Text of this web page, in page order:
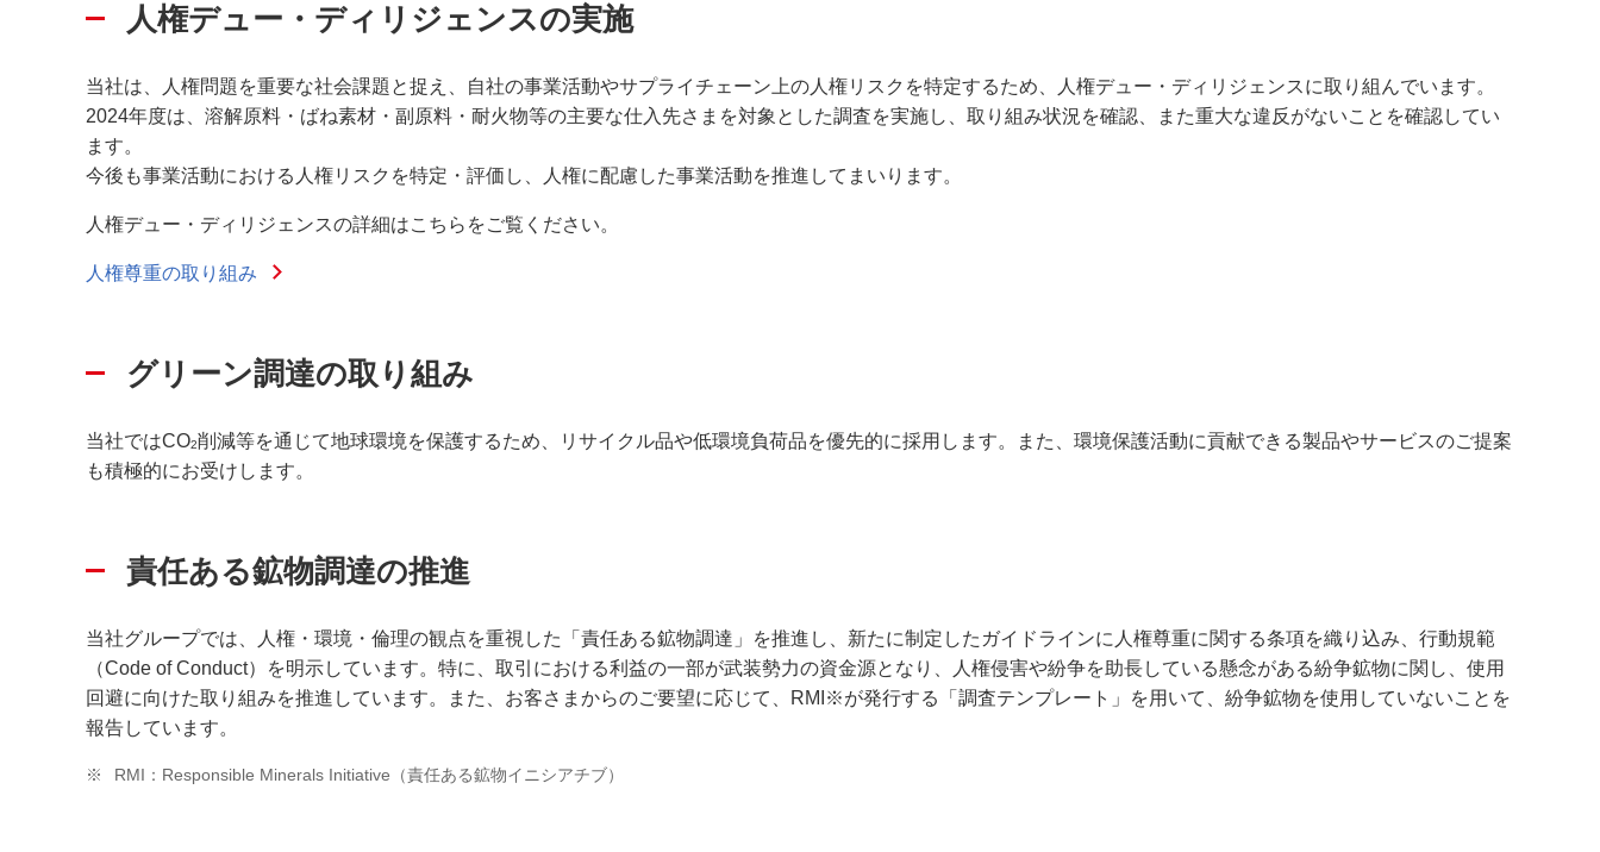
人権デュー・ディリジェンスの実施
当社は、人権問題を重要な社会課題と捉え、自社の事業活動やサプライチェーン上の人権リスクを特定するため、人権デュー・ディリジェンスに取り組んでいます。
2024年度は、溶解原料・ばね素材・副原料・耐火物等の主要な仕入先さまを対象とした調査を実施し、取り組み状況を確認、また重大な違反がないことを確認してい
ます。
今後も事業活動における人権リスクを特定・評価し、人権に配慮した事業活動を推進してまいります。
人権デュー・ディリジェンスの詳細はこちらをご覧ください。
人権尊重の取り組み
グリーン調達の取り組み
当社ではCO2削減等を通じて地球環境を保護するため、リサイクル品や低環境負荷品を優先的に採用します。また、環境保護活動に貢献できる製品やサービスのご提案
も積極的にお受けします。
責任ある鉱物調達の推進
当社グループでは、人権・環境・倫理の観点を重視した「責任ある鉱物調達」を推進し、新たに制定したガイドラインに人権尊重に関する条項を織り込み、行動規範
（Code of Conduct）を明示しています。特に、取引における利益の一部が武装勢力の資金源となり、人権侵害や紛争を助長している懸念がある紛争鉱物に関し、使用
回避に向けた取り組みを推進しています。また、お客さまからのご要望に応じて、RMI※が発行する「調査テンプレート」を用いて、紛争鉱物を使用していないことを
報告しています。
※ RMI：Responsible Minerals Initiative（責任ある鉱物イニシアチブ）